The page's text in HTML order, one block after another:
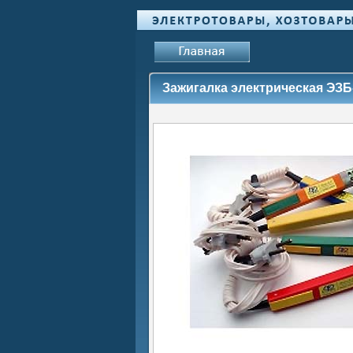
Зажигалка электрическая